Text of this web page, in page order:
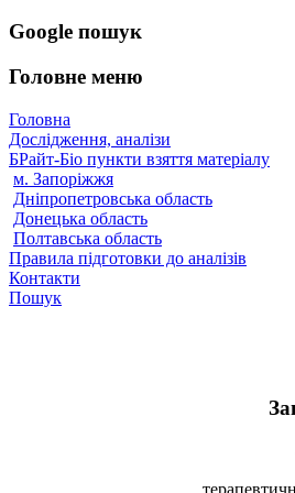
Google пошук
Головне меню
Головна
Дослідження, аналізи
БРайт-Біо пункти взяття матеріалу
м. Запоріжжя
Дніпропетровська область
Донецька область
Полтавська область
Правила підготовки до аналізів
Контакти
Пошук